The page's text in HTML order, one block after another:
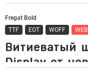
Fregat Bold
TTF
EOT WOFF WEB